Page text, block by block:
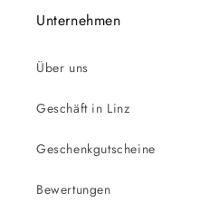
Unternehmen
Über uns
Geschäft in Linz
Geschenkgutscheine
Bewertungen